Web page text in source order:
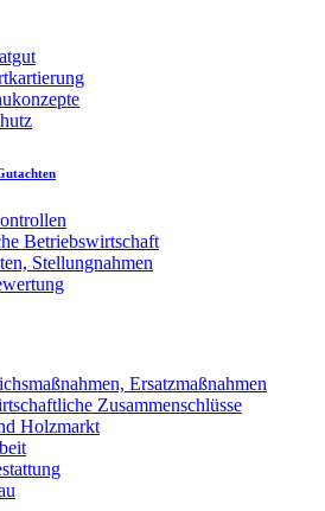
Betriebswirtschaft
Stellungnahmen
Ersatzmaßnahmen
Zusammenschlüsse
Holzmarkt